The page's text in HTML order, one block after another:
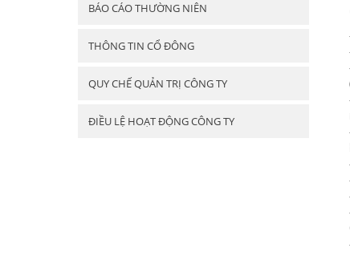
BÁO CÁO THƯỜNG NIÊN
THÔNG TIN CỔ ĐÔNG
QUY CHẾ QUẢN TRỊ CÔNG TY
ĐIỀU LỆ HOẠT ĐỘNG CÔNG TY